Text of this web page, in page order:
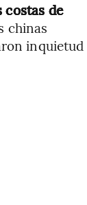
de
chinas
inquietud